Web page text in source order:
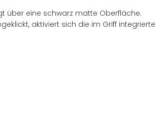
über eine schwarz matte Oberfläche.
aktiviert sich die im Griff integrierte